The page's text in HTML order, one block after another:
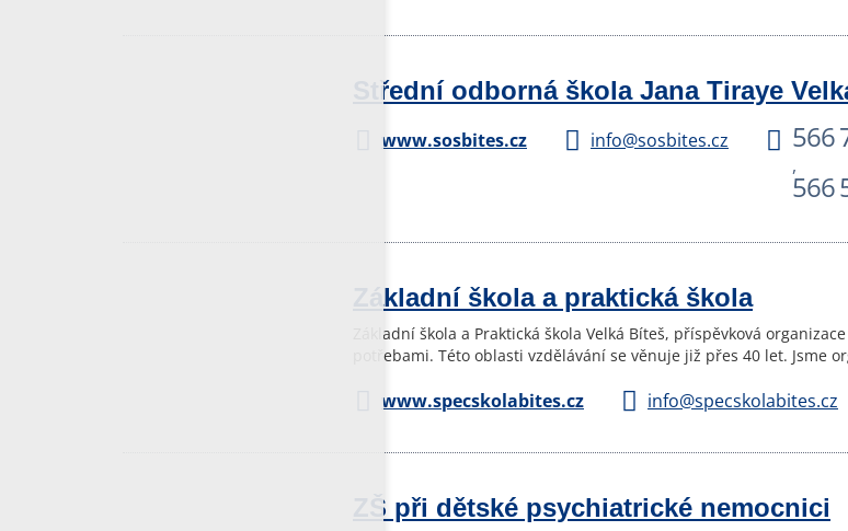
Střední odborná škola Jana Tiraye
www.sosbites.cz info@sosbites.cz 566
,
566
Základní škola a praktická škola
Základní škola a Praktická škola Velká Bíteš, příspěvková
potřebami. Této oblasti vzdělávání se věnuje již přes 40 let. Jsme
www.specskolabites.cz info@specskolabites.cz
ZŠ při dětské psychiatrické nemocnici